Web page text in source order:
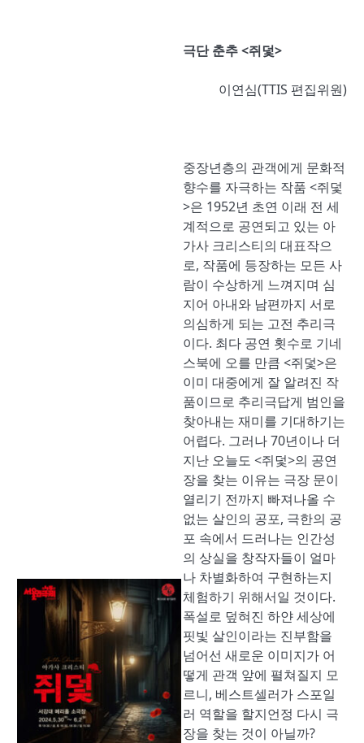
극단 춘추 <쥐덫>
이연심(TTIS 편집위원)
중장년층의 관객에게 문화적
향수를 자극하는 작품 <쥐덫
>은 1952년 초연 이래 전 세
계적으로 공연되고 있는 아
가사 크리스티의 대표작으
로, 작품에 등장하는 모든 사
람이 수상하게 느껴지며 심
지어 아내와 남편까지 서로
의심하게 되는 고전 추리극
이다. 최다 공연 횟수로 기네
스북에 오를 만큼 <쥐덫>은
이미 대중에게 잘 알려진 작
품이므로 추리극답게 범인을
찾아내는 재미를 기대하기는
어렵다. 그러나 70년이나 더
지난 오늘도 <쥐덫>의 공연
장을 찾는 이유는 극장 문이
열리기 전까지 빠져나올 수
없는 살인의 공포, 극한의 공
포 속에서 드러나는 인간성
의 상실을 창작자들이 얼마
나 차별화하여 구현하는지
체험하기 위해서일 것이다.
폭설로 덮혀진 하얀 세상에
핏빛 살인이라는 진부함을
넘어선 새로운 이미지가 어
떻게 관객 앞에 펼쳐질지 모
르니, 베스트셀러가 스포일
러 역할을 할지언정 다시 극
장을 찾는 것이 아닐까?